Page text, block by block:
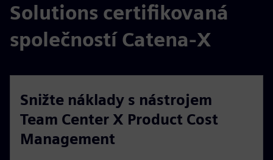
Solutions certifikovaná
společností Catena-X
Snižte náklady s nástrojem
Team Center X Product Cost
Management